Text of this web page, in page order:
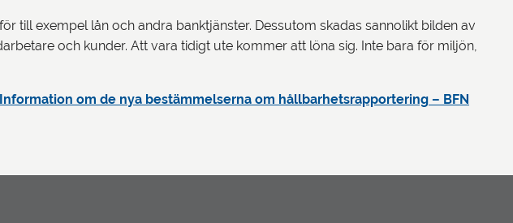
till exempel lån och andra banktjänster. Dessutom skadas sannolikt bilden av
och kunder. Att vara tidigt ute kommer att löna sig. Inte bara för miljön,
Information om de nya bestämmelserna om hållbarhetsrapportering – BFN